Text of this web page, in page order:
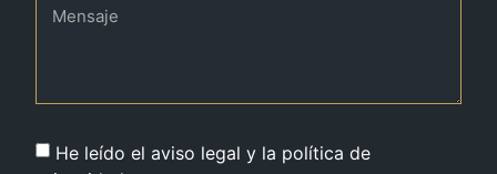
He leído el aviso legal y la política de